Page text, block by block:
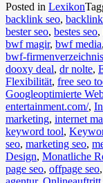
Posted in Lexikon
backlink seo,
bester seo, bestes seo,
bwf magir, bwf media,
bwf-firmenverzeichnis
dooxy deal, dr nolte,
Flexibilität, free seo
Googleoptimierte
entertainment.com/,
marketing, internet
keyword tool,
seo, marketing seo,
Design, Monatliche
page seo, offpage seo,